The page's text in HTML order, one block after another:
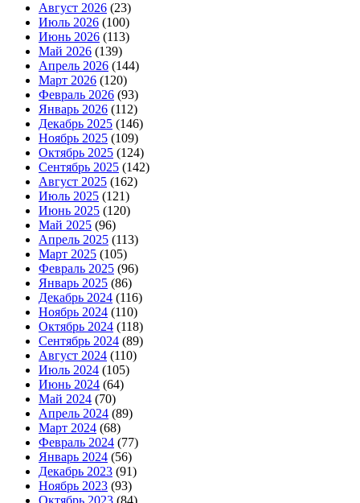
Август 2026 (23)
Июль 2026 (100)
Июнь 2026 (113)
Май 2026 (139)
Апрель 2026 (144)
Март 2026 (120)
Февраль 2026 (93)
Январь 2026 (112)
Декабрь 2025 (146)
Ноябрь 2025 (109)
Октябрь 2025 (124)
Сентябрь 2025 (142)
Август 2025 (162)
Июль 2025 (121)
Июнь 2025 (120)
Май 2025 (96)
Апрель 2025 (113)
Март 2025 (105)
Февраль 2025 (96)
Январь 2025 (86)
Декабрь 2024 (116)
Ноябрь 2024 (110)
Октябрь 2024 (118)
Сентябрь 2024 (89)
Август 2024 (110)
Июль 2024 (105)
Июнь 2024 (64)
Май 2024 (70)
Апрель 2024 (89)
Март 2024 (68)
Февраль 2024 (77)
Январь 2024 (56)
Декабрь 2023 (91)
Ноябрь 2023 (93)